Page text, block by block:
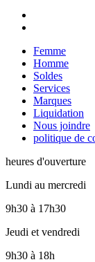
Femme
Homme
Soldes
Services
Marques
Liquidation
Nous joindre
politique de
heures d'ouverture
Lundi au mercredi
9h30 à 17h30
Jeudi et vendredi
9h30 à 18h